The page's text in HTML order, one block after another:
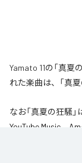
Yamato 11の「真
れた楽曲は、「真
なお「真夏の狂騒 」
YouTube Music